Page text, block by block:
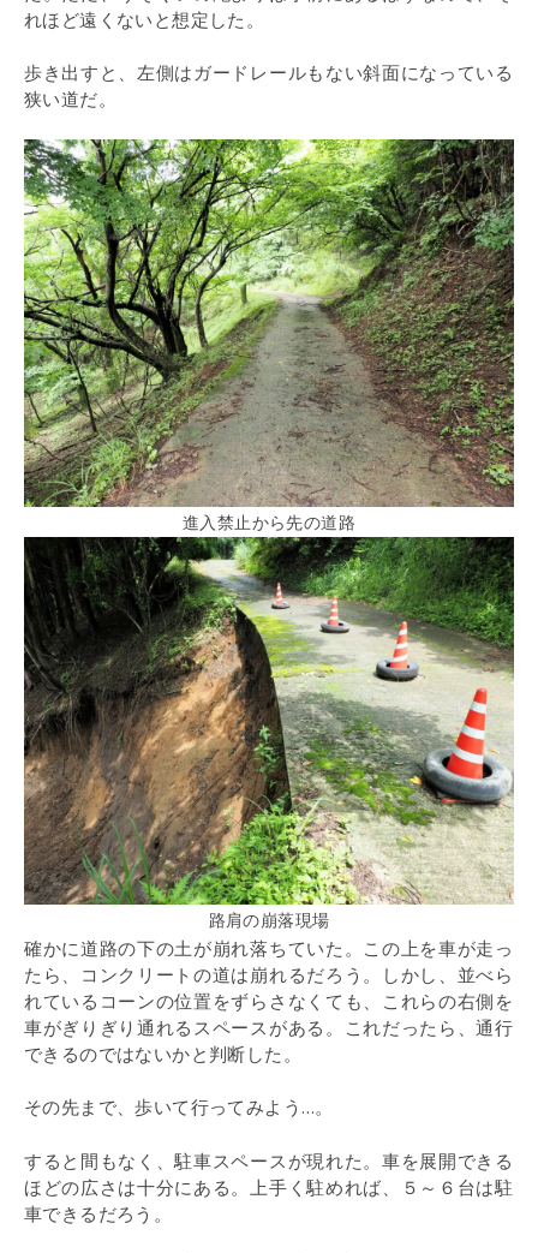
れほど遠くないと想定した。
歩き出すと、左側はガードレールもない斜面になっている
狭い道だ。
進入禁止から先の道路
路肩の崩落現場
確かに道路の下の土が崩れ落ちていた。この上を車が走っ
たら、コンクリートの道は崩れるだろう。しかし、並べら
れているコーンの位置をずらさなくても、これらの右側を
車がぎりぎり通れるスペースがある。これだったら、通行
できるのではないかと判断した。
その先まで、歩いて行ってみよう…。
すると間もなく、駐車スペースが現れた。車を展開できる
ほどの広さは十分にある。上手く駐めれば、５～６台は駐
車できるだろう。